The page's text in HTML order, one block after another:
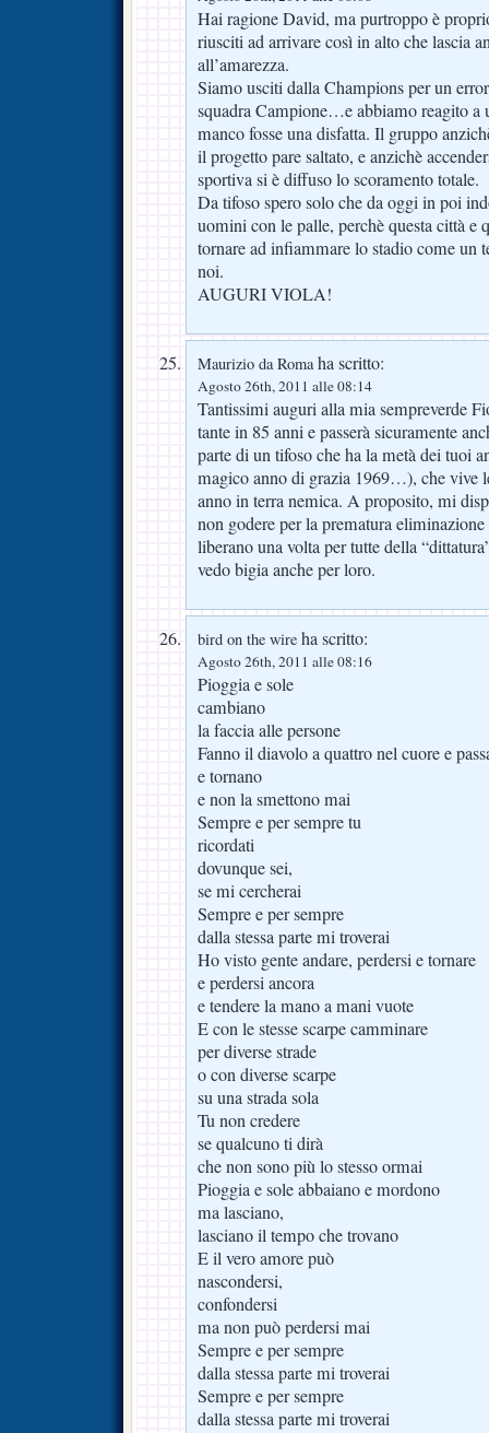
Hai ragione David, ma purtroppo è
riusciti ad arrivare così in alto che lascia
all’amarezza.
Siamo usciti dalla Champions per un
squadra Campione…e abbiamo reagito a
manco fosse una disfatta. Il gruppo
il progetto pare saltato, e anzichè
sportiva si è diffuso lo scoramento totale.
Da tifoso spero solo che da oggi in poi
uomini con le palle, perchè questa città e
tornare ad infiammare lo stadio come un
noi.
AUGURI VIOLA!
Maurizio da Romaha scritto:
Agosto 26th, 2011 alle 08:14
Tantissimi auguri alla mia sempreverde
tante in 85 anni e passerà sicuramente
parte di un tifoso che ha la metà dei tuoi
magico anno di grazia 1969…), che vive
anno in terra nemica. A proposito, mi
non godere per la prematura
liberano una volta per tutte della
vedo bigia anche per loro.
bird on the wire ha scritto:
Agosto 26th, 2011 alle 08:16
Pioggia e sole
cambiano
la faccia alle persone
Fanno il diavolo a quattro nel cuore e
e tornano
e non la smettono mai
Sempre e per sempre tu
ricordati
dovunque sei,
se mi cercherai
Sempre e per sempre
dalla stessa parte mi troverai
Ho visto gente andare, perdersi e tornare
e perdersi ancora
e tendere la mano a mani vuote
E con le stesse scarpe camminare
per diverse strade
o con diverse scarpe
su una strada sola
Tu non credere
se qualcuno ti dirà
che non sono più lo stesso ormai
Pioggia e sole abbaiano e mordono
ma lasciano,
lasciano il tempo che trovano
E il vero amore può
nascondersi,
confondersi
ma non può perdersi mai
Sempre e per sempre
dalla stessa parte mi troverai
Sempre e per sempre
dalla stessa parte mi troverai